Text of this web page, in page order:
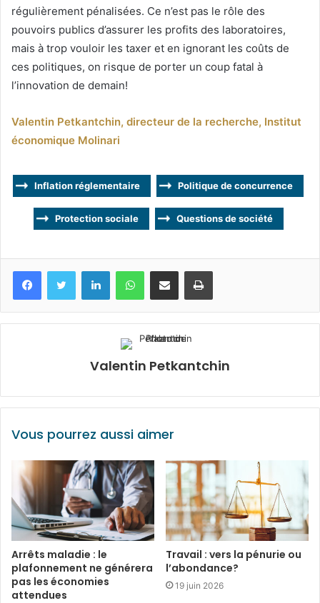
régulièrement pénalisées. Ce n’est pas le rôle des
pouvoirs publics d’assurer les profits des laboratoires,
mais à trop vouloir les taxer et en ignorant les coûts de
ces politiques, on risque de porter un coup fatal à
l’innovation de demain!
Valentin Petkantchin, directeur de la recherche, Institut
économique Molinari
Inflation réglementaire Politique de concurrence
Protection sociale Questions de société
FacebookTwitter LinkedinWhatsApp
Partagez par mail Imprimez
Valentin Petkantchin
Vous pourrez aussi aimer
Arrêts maladie : le
plafonnement ne générera
pas les économies
attendues
Travail : vers la pénurie ou
l’abondance?
19 juin 2026